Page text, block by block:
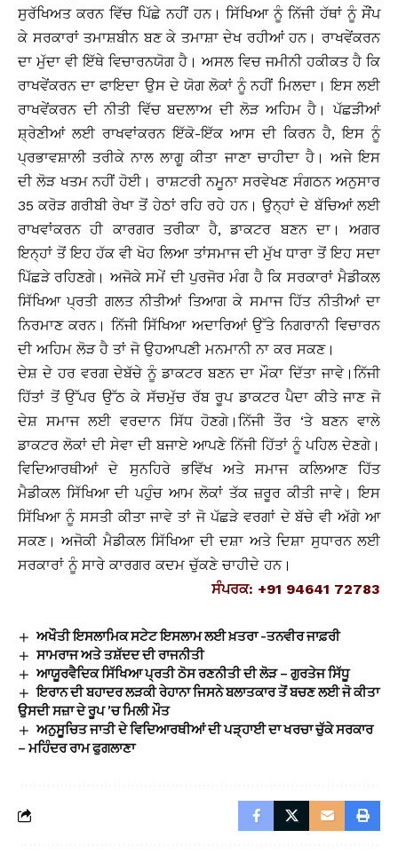
ਸੁਰੱਖਿਅਤ ਕਰਨ ਵਿੱਚ ਪਿੱਛੇ ਨਹੀਂ ਹਨ। ਸਿੱਖਿਆ ਨੂੰ ਨਿੱਜੀ ਹੱਥਾਂ ਨੂੰ ਸੌਂਪ
ਕੇ ਸਰਕਾਰਾਂ ਤਮਾਸ਼ਬੀਨ ਬਣ ਕੇ ਤਮਾਸ਼ਾ ਦੇਖ ਰਹੀਆਂ ਹਨ। ਰਾਖਵੇਂਕਰਨ
ਦਾ ਮੁੱਦਾ ਵੀ ਇੱਥੇ ਵਿਚਾਰਨਯੋਗ ਹੈ। ਅਸਲ ਵਿਚ ਜਮੀਨੀ ਹਕੀਕਤ ਹੈ ਕਿ
ਰਾਖਵੇਂਕਰਨ ਦਾ ਫਾਇਦਾ ਉਸ ਦੇ ਯੋਗ ਲੋਕਾਂ ਨੂੰ ਨਹੀਂ ਮਿਲਦਾ। ਇਸ ਲਈ
ਰਾਖਵੇਂਕਰਨ ਦੀ ਨੀਤੀ ਵਿੱਚ ਬਦਲਾਅ ਦੀ ਲੋੜ ਅਹਿਮ ਹੈ। ਪੱਛੜੀਆਂ
ਸ਼੍ਰੇਣੀਆਂ ਲਈ ਰਾਖਵਾਂਕਰਨ ਇੱਕੋ-ਇੱਕ ਆਸ ਦੀ ਕਿਰਨ ਹੈ, ਇਸ ਨੂੰ
ਪ੍ਰਭਾਵਸ਼ਾਲੀ ਤਰੀਕੇ ਨਾਲ ਲਾਗੂ ਕੀਤਾ ਜਾਣਾ ਚਾਹੀਦਾ ਹੈ। ਅਜੇ ਇਸ
ਦੀ ਲੋੜ ਖਤਮ ਨਹੀਂ ਹੋਈ। ਰਾਸ਼ਟਰੀ ਨਮੂਨਾ ਸਰਵੇਖਣ ਸੰਗਠਨ ਅਨੁਸਾਰ
35 ਕਰੋੜ ਗਰੀਬੀ ਰੇਖਾ ਤੋਂ ਹੇਠਾਂ ਰਹਿ ਰਹੇ ਹਨ। ਉਨ੍ਹਾਂ ਦੇ ਬੱਚਿਆਂ ਲਈ
ਰਾਖਵਾਂਕਰਨ ਹੀ ਕਾਰਗਰ ਤਰੀਕਾ ਹੈ, ਡਾਕਟਰ ਬਣਨ ਦਾ। ਅਗਰ
ਇਨ੍ਹਾਂ ਤੋਂ ਇਹ ਹੱਕ ਵੀ ਖੋਹ ਲਿਆ ਤਾਂਸਮਾਜ ਦੀ ਮੁੱਖ ਧਾਰਾ ਤੋਂ ਇਹ ਸਦਾ
ਪਿੱਛੜੇ ਰਹਿਣਗੇ। ਅਜੋਕੇ ਸਮੇਂ ਦੀ ਪੁਰਜੋਰ ਮੰਗ ਹੈ ਕਿ ਸਰਕਾਰਾਂ ਮੈਡੀਕਲ
ਸਿੱਖਿਆ ਪ੍ਰਤੀ ਗਲਤ ਨੀਤੀਆਂ ਤਿਆਗ ਕੇ ਸਮਾਜ ਹਿੱਤ ਨੀਤੀਆਂ ਦਾ
ਨਿਰਮਾਣ ਕਰਨ। ਨਿੱਜੀ ਸਿੱਖਿਆ ਅਦਾਰਿਆਂ ਉੱਤੇ ਨਿਗਰਾਨੀ ਵਿਚਾਰਨ
ਦੀ ਅਹਿਮ ਲੋੜ ਹੈ ਤਾਂ ਜੋ ਉਹਆਪਣੀ ਮਨਮਾਨੀ ਨਾ ਕਰ ਸਕਣ।
ਦੇਸ਼ ਦੇ ਹਰ ਵਰਗ ਦੇਬੱਚੇ ਨੂੰ ਡਾਕਟਰ ਬਣਨ ਦਾ ਮੌਕਾ ਦਿੱਤਾ ਜਾਵੇ।ਨਿੱਜੀ
ਹਿੱਤਾਂ ਤੋਂ ਉੱਪਰ ਉੱਠ ਕੇ ਸੱਚਮੁੱਚ ਰੱਬ ਰੂਪ ਡਾਕਟਰ ਪੈਦਾ ਕੀਤੇ ਜਾਣ ਜੋ
ਦੇਸ਼ ਸਮਾਜ ਲਈ ਵਰਦਾਨ ਸਿੱਧ ਹੋਣਗੇ।ਨਿੱਜੀ ਤੌਰ ‘ਤੇ ਬਣਨ ਵਾਲੇ
ਡਾਕਟਰ ਲੋਕਾਂ ਦੀ ਸੇਵਾ ਦੀ ਬਜਾਏ ਆਪਣੇ ਨਿੱਜੀ ਹਿੱਤਾਂ ਨੂੰ ਪਹਿਲ ਦੇਣਗੇ।
ਵਿਦਿਆਰਥੀਆਂ ਦੇ ਸੁਨਹਿਰੇ ਭਵਿੱਖ ਅਤੇ ਸਮਾਜ ਕਲਿਆਣ ਹਿੱਤ
ਮੈਡੀਕਲ ਸਿੱਖਿਆ ਦੀ ਪਹੁੰਚ ਆਮ ਲੋਕਾਂ ਤੱਕ ਜ਼ਰੂਰ ਕੀਤੀ ਜਾਵੇ। ਇਸ
ਸਿੱਖਿਆ ਨੂੰ ਸਸਤੀ ਕੀਤਾ ਜਾਵੇ ਤਾਂ ਜੋ ਪੱਛੜੇ ਵਰਗਾਂ ਦੇ ਬੱਚੇ ਵੀ ਅੱਗੇ ਆ
ਸਕਣ। ਅਜੋਕੀ ਮੈਡੀਕਲ ਸਿੱਖਿਆ ਦੀ ਦਸ਼ਾ ਅਤੇ ਦਿਸ਼ਾ ਸੁਧਾਰਨ ਲਈ
ਸਰਕਾਰਾਂ ਨੂੰ ਸਾਰੇ ਕਾਰਗਰ ਕਦਮ ਚੁੱਕਣੇ ਚਾਹੀਦੇ ਹਨ।
ਸੰਪਰਕ: +91 94641 72783
ਅਖੌਤੀ ਇਸਲਾਮਿਕ ਸਟੇਟ ਇਸਲਾਮ ਲਈ ਖ਼ਤਰਾ -ਤਨਵੀਰ ਜਾਫ਼ਰੀ
ਸਾਮਰਾਜ ਅਤੇ ਤਸ਼ੱਦਦ ਦੀ ਰਾਜਨੀਤੀ
ਆਯੂਰਵੈਦਿਕ ਸਿੱਖਿਆ ਪ੍ਰਤੀ ਠੋਸ ਰਣਨੀਤੀ ਦੀ ਲੋੜ – ਗੁਰਤੇਜ ਸਿੱਧੂ
ਇਰਾਨ ਦੀ ਬਹਾਦਰ ਲੜਕੀ ਰੇਹਾਨਾ ਜਿਸਨੇ ਬਲਾਤਕਾਰ ਤੋਂ ਬਚਣ ਲਈ ਜੋ ਕੀਤਾ
ਉਸਦੀ ਸਜ਼ਾ ਦੇ ਰੂਪ ’ਚ ਮਿਲੀ ਮੌਤ
ਅਨੁਸੂਚਿਤ ਜਾਤੀ ਦੇ ਵਿਦਿਆਰਥੀਆਂ ਦੀ ਪੜ੍ਹਾਈ ਦਾ ਖਰਚਾ ਚੁੱਕੇ ਸਰਕਾਰ
– ਮਹਿੰਦਰ ਰਾਮ ਫੁਗਲਾਣਾ